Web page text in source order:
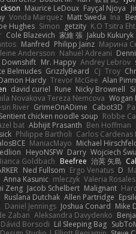
Maurice LeDoux Fayçal Njoya
Vonda Marquez Matt Sweda Ina
Hughes Simon getzity K.O Tsitra Eht
Cole Blazevich 家維 張 Jakub Kukuryk
Manfred Philipp Jainz Марина
Andersson Nahuel Adreani
Mr. Happy Andrey Lebrov
Belmudes GrizzlyBeard CJ Troy
Hardy Trevor McGee Alan
david curiel Rune Nicky Brownell
Novakova Tereza Nemcova Wogan
River GrimeOnADime Cabot3D
Sentient chicken noodle soup Robbe
bat Abhijit Prasanth Ben Hoffman
Philippe Bartholi Carlos Cardenas
ManiacMayo Michael
HeyoNSFW Darry Wojciech
Goldbach Beefree 治英 矢島
Ned Fullsom Ergo Venatus D
Anna Kasunic mleczyk Valeria Rosales
Zeng Jacob Schelbert Malignant
Ruslana Dutchak Allen Partridge
Daniel Jennings Joshua Conard Mike
Zaban Aleksandra Davydenko
Dávid Borsodi Lil Sleeping Bag